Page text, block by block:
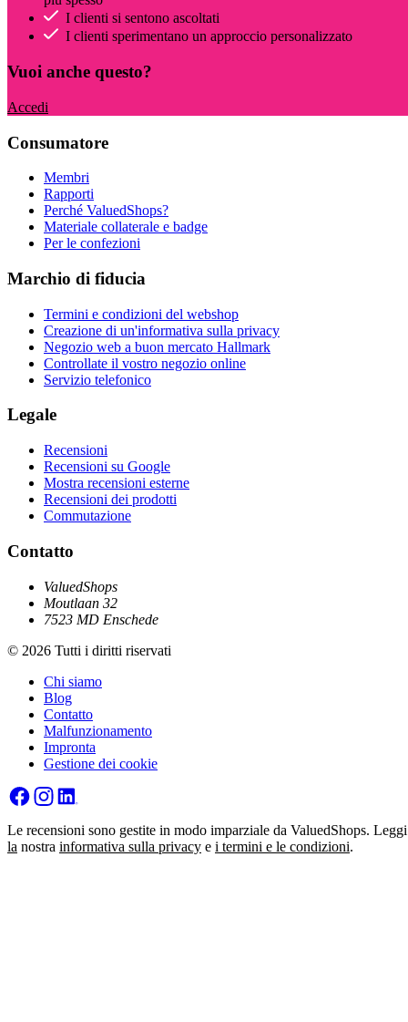
I clienti si sentono ascoltati
I clienti sperimentano un approccio personalizzato
Vuoi anche questo?
Accedi
Consumatore
Membri
Rapporti
Perché ValuedShops?
Materiale collaterale e badge
Per le confezioni
Marchio di fiducia
Termini e condizioni del webshop
Creazione di un'informativa sulla privacy
Negozio web a buon mercato Hallmark
Controllate il vostro negozio online
Servizio telefonico
Legale
Recensioni
Recensioni su Google
Mostra recensioni esterne
Recensioni dei prodotti
Commutazione
Contatto
ValuedShops
Moutlaan 32
7523 MD Enschede
© 2026 Tutti i diritti riservati
Chi siamo
Blog
Contatto
Malfunzionamento
Impronta
Gestione dei cookie
Le recensioni sono gestite in modo imparziale da ValuedShops. Leggi
la nostra informativa sulla privacy e i termini e le condizioni.